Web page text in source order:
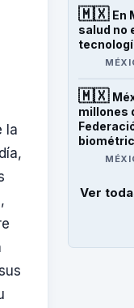
la
🇲🇽 En
salud no
🇲🇽
millones
Ver